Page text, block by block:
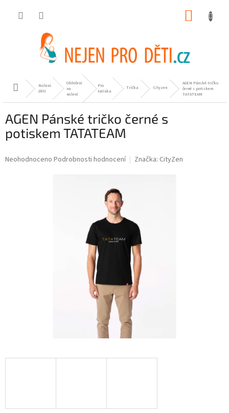
Domů
Nošení
dětí
Oblečení
na
nošení
Pro
tatínka
Trička Cityzen
AGEN Pánské tričko
černé s potiskem
TATATEAM
AGEN Pánské tričko černé s
potiskem TATATEAM
Průměrné
Neohodnoceno Podrobnosti hodnocení Značka: CityZen